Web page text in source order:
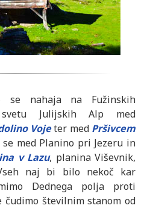
se nahaja na Fužinskih
Julijskih Alp med
Vojeter med Pršivcem
med Planino pri Jezeru in
v Lazu, planina Viševnik,
naj bi bilo nekoč kar
Dednega polja proti
čudimo številnim stanom od